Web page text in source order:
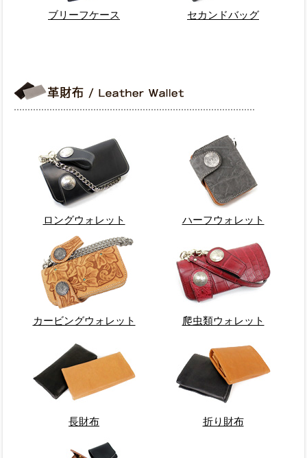
ブリーフケース セカンドバッグ
ロングウォレット ハーフウォレット
カービングウォレット 爬虫類ウォレット
長財布 折り財布